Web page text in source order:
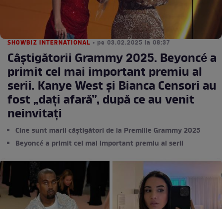
SHOWBIZ INTERNATIONAL • pe 03.02.2025 la 08:37
Câștigătorii Grammy 2025. Beyoncé a
primit cel mai important premiu al
serii. Kanye West și Bianca Censori au
fost „dați afară”, după ce au venit
neinvitați
Cine sunt marii câștigători de la Premiile Grammy 2025
Beyoncé a primit cel mai important premiu al serii